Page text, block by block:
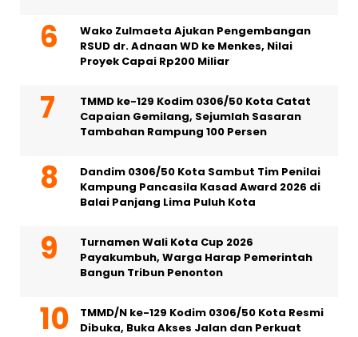
Wako Zulmaeta Ajukan Pengembangan
RSUD dr. Adnaan WD ke Menkes, Nilai
Proyek Capai Rp200 Miliar
TMMD ke-129 Kodim 0306/50 Kota Catat
Capaian Gemilang, Sejumlah Sasaran
Tambahan Rampung 100 Persen
Dandim 0306/50 Kota Sambut Tim Penilai
Kampung Pancasila Kasad Award 2026 di
Balai Panjang Lima Puluh Kota
Turnamen Wali Kota Cup 2026
Payakumbuh, Warga Harap Pemerintah
Bangun Tribun Penonton
TMMD/N ke-129 Kodim 0306/50 Kota Resmi
Dibuka, Buka Akses Jalan dan Perkuat